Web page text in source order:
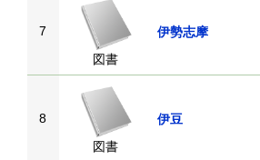
7
図書
伊勢志摩
8
図書
伊豆